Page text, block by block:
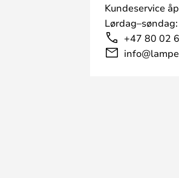
Kundeservice
+47 80 02